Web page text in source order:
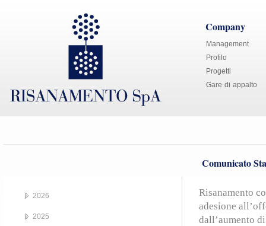
Company
Management
Profilo
Progetti
Gare di appalto
Comunicato
Risanamento
adesione
dall’aumento
2026
2025